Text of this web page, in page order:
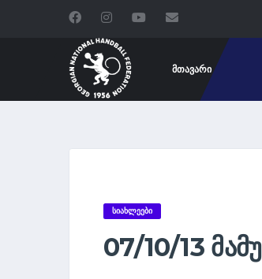
ᲛᲗᲐᲕᲐᲠᲘ
ᲡᲘᲐᲮᲚᲔᲔᲑᲘ
07/10/13